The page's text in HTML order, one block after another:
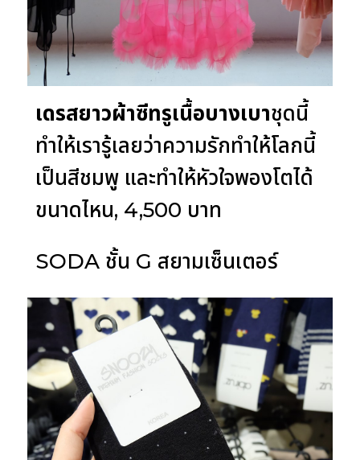
เดรสยาวผ้าซีทรูเนื้อบางเบาชุดนี้
ทำให้เรารู้เลยว่าความรักทำให้โลกนี้
เป็นสีชมพู และทำให้หัวใจพองโตได้
ขนาดไหน, 4,500 บาท
SODA ชั้น G สยามเซ็นเตอร์